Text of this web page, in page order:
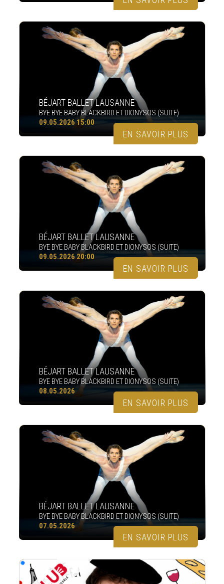
BÉJART BALLET LAUSANNE
BYE BYE BABY BLACKBIRD ET DIONYSOS (SUITE)
09.05.2026 15:00
EN SAVOIR PLUS
BÉJART BALLET LAUSANNE
BYE BYE BABY BLACKBIRD ET DIONYSOS (SUITE)
09.05.2026 20:00
EN SAVOIR PLUS
BÉJART BALLET LAUSANNE
BYE BYE BABY BLACKBIRD ET DIONYSOS (SUITE)
08.05.2026
EN SAVOIR PLUS
BÉJART BALLET LAUSANNE
BYE BYE BABY BLACKBIRD ET DIONYSOS (SUITE)
07.05.2026
EN SAVOIR PLUS